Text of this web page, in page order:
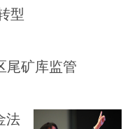
型
尾矿库监管
法